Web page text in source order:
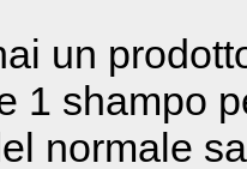
un
1 shampo
normale